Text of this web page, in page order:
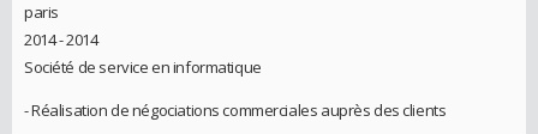
paris
2014 - 2014
Société de service en informatique
- Réalisation de négociations commerciales auprès des clients